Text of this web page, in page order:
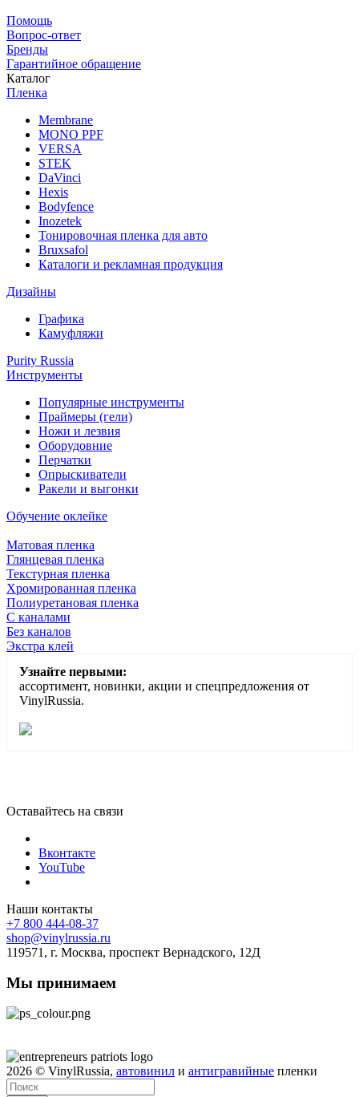
Помощь
Вопрос-ответ
Бренды
Гарантийное обращение
Каталог
Пленка
Membrane
MONO PPF
VERSA
STEK
DaVinci
Hexis
Bodyfence
Inozetek
Тонировочная пленка для авто
Bruxsafol
Каталоги и рекламная продукция
Дизайны
Графика
Камуфляжи
Purity Russia
Инструменты
Популярные инструменты
Праймеры (гели)
Ножи и лезвия
Оборудовние
Перчатки
Опрыскиватели
Ракели и выгонки
Обучение оклейке
Матовая пленка
Глянцевая пленка
Текстурная пленка
Хромированная пленка
Полиуретановая пленка
С каналами
Без каналов
Экстра клей
Узнайте первыми:
ассортимент, новинки, акции и спецпредложения от
VinylRussia.
Оставайтесь на связи
Вконтакте
YouTube
Наши контакты
+7 800 444-08-37
shop@vinylrussia.ru
119571, г. Москва, проспект Вернадского, 12Д
Мы принимаем
2026 © VinylRussia, автовинил и антигравийные пленки